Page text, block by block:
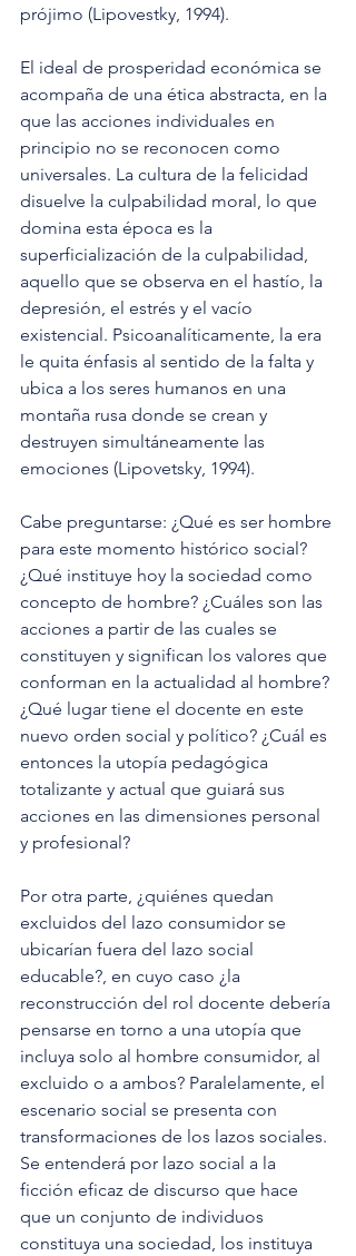
prójimo (Lipovestky, 1994).
El ideal de prosperidad económica se
acompaña de una ética abstracta, en la
que las acciones individuales en
principio no se reconocen como
universales. La cultura de la felicidad
disuelve la culpabilidad moral, lo que
domina esta época es la
superficialización de la culpabilidad,
aquello que se observa en el hastío, la
depresión, el estrés y el vacío
existencial. Psicoanalíticamente, la era
le quita énfasis al sentido de la falta y
ubica a los seres humanos en una
montaña rusa donde se crean y
destruyen simultáneamente las
emociones (Lipovetsky, 1994).
Cabe preguntarse: ¿Qué es ser hombre
para este momento histórico social?
¿Qué instituye hoy la sociedad como
concepto de hombre? ¿Cuáles son las
acciones a partir de las cuales se
constituyen y significan los valores que
conforman en la actualidad al hombre?
¿Qué lugar tiene el docente en este
nuevo orden social y político? ¿Cuál es
entonces la utopía pedagógica
totalizante y actual que guiará sus
acciones en las dimensiones personal
y profesional?
Por otra parte, ¿quiénes quedan
excluidos del lazo consumidor se
ubicarían fuera del lazo social
educable?, en cuyo caso ¿la
reconstrucción del rol docente debería
pensarse en torno a una utopía que
incluya solo al hombre consumidor, al
excluido o a ambos? Paralelamente, el
escenario social se presenta con
transformaciones de los lazos sociales.
Se entenderá por lazo social a la
ficción eficaz de discurso que hace
que un conjunto de individuos
constituya una sociedad, los instituya